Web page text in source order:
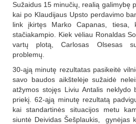
Sužaidus 15 minučių, realią galimybę
kai po Klaudijaus Upsto perdavimo
link įkirtęs Marko Capanas, tiesa,
stačiakampio. Kiek vėliau Ronaldas
vartų plotą, Carlosas Olsesas
problemų.
30-ąją minutę rezultatas pasikeitė
savo baudos aikštelėje sužaidė
atžymos stojęs Liviu Antalis
priekį. 62-ąją minutę rezultatą
kai standartinės situacijos metu
siuntė Deividas Šešplaukis, gynėjas